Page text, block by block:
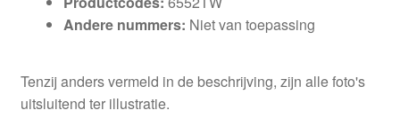
Andere nummers: Niet van toepassing
Tenzij anders vermeld in de beschrijving, zijn alle foto's
uitsluitend ter illustratie.